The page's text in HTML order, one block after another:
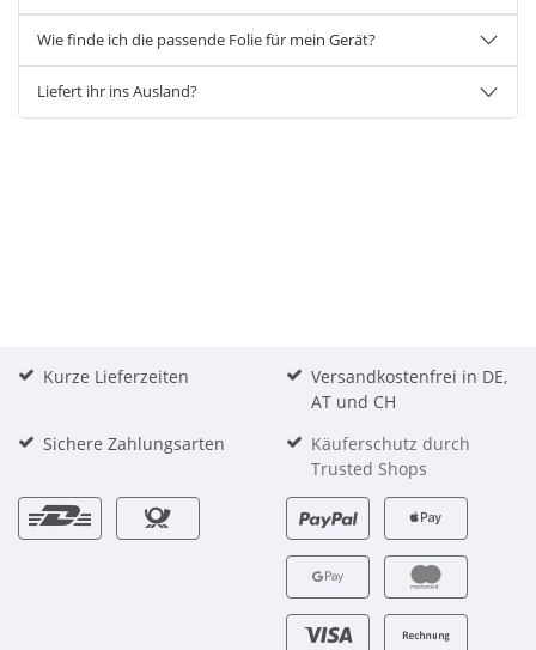
Wie finde ich die passende Folie für mein Gerät?
Liefert ihr ins Ausland?
Kurze Lieferzeiten
Versandkostenfrei in DE,
AT und CH
Sichere Zahlungsarten
Käuferschutz durch
Trusted Shops